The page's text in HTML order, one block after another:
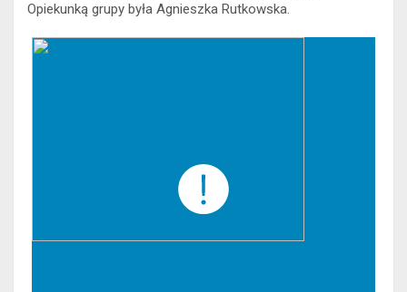
Opiekunką grupy była Agnieszka Rutkowska.